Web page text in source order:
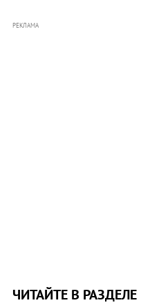
РЕКЛАМА
ЧИТАЙТЕ В РАЗДЕЛЕ